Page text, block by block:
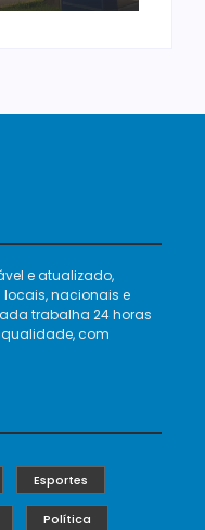
e atualizado,
nacionais e
trabalha 24 horas
com
Esportes
Política